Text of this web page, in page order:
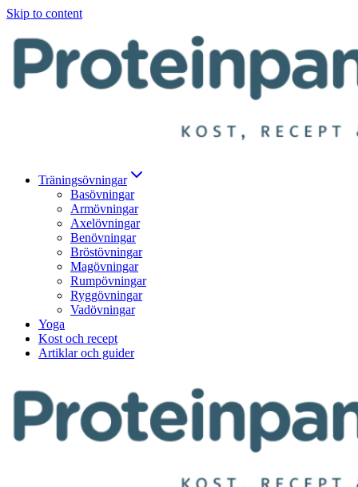
Skip to content
Träningsövningar
Basövningar
Armövningar
Axelövningar
Benövningar
Bröstövningar
Magövningar
Rumpövningar
Ryggövningar
Vadövningar
Yoga
Kost och recept
Artiklar och guider